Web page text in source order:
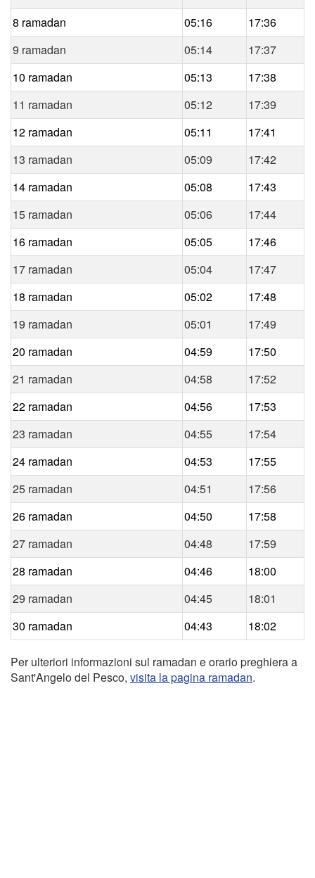
8 ramadan
05:16
17:36
9 ramadan
05:14
17:37
10 ramadan
05:13
17:38
11 ramadan
05:12
17:39
12 ramadan
05:11
17:41
13 ramadan
05:09
17:42
14 ramadan
05:08
17:43
15 ramadan
05:06
17:44
16 ramadan
05:05
17:46
17 ramadan
05:04
17:47
18 ramadan
05:02
17:48
19 ramadan
05:01
17:49
20 ramadan
04:59
17:50
21 ramadan
04:58
17:52
22 ramadan
04:56
17:53
23 ramadan
04:55
17:54
24 ramadan
04:53
17:55
25 ramadan
04:51
17:56
26 ramadan
04:50
17:58
27 ramadan
04:48
17:59
28 ramadan
04:46
18:00
29 ramadan
04:45
18:01
30 ramadan
04:43 18:02
Per ulteriori informazioni sul ramadan e orario preghiera a
Sant'Angelo del Pesco, visita la pagina ramadan.